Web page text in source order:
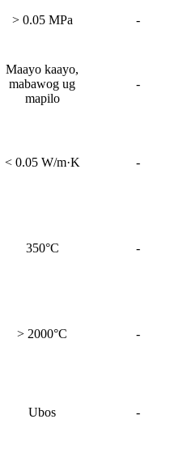
> 0.05 MPa -
Maayo kaayo,
mabawog ug
mapilo
-
< 0.05 W/m·K -
350°C -
> 2000°C -
Ubos -